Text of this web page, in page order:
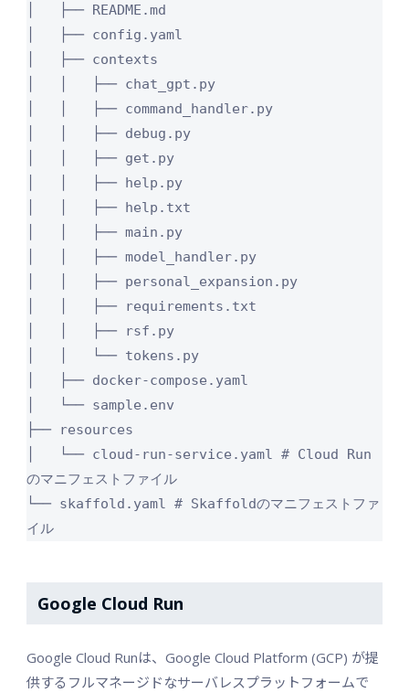
│   ├── README.md
│   ├── config.yaml
│   ├── contexts
│   │   ├── chat_gpt.py
│   │   ├── command_handler.py
│   │   ├── debug.py
│   │   ├── get.py
│   │   ├── help.py
│   │   ├── help.txt
│   │   ├── main.py
│   │   ├── model_handler.py
│   │   ├── personal_expansion.py
│   │   ├── requirements.txt
│   │   ├── rsf.py
│   │   └── tokens.py
│   ├── docker-compose.yaml
│   └── sample.env
├── resources
│   └── cloud-run-service.yaml # Cloud Run
のマニフェストファイル
└── skaffold.yaml # Skaffoldのマニフェストファ
イル
Google Cloud Run
Google Cloud Runは、Google Cloud Platform (GCP) が提
供するフルマネージドなサーバレスプラットフォームで